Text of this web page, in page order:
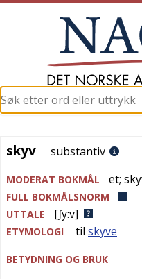
skyv
skyv substantiv
MODERAT BOKMÅL et;
FULL BOKMÅLSNORM
UTTALE
[ʃy:v]
ETYMOLOGI til skyve
BETYDNING OG BRUK